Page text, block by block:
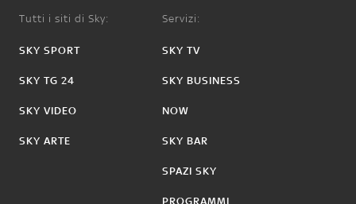
Tutti i siti di Sky:
SKY SPORT
SKY TG 24
SKY VIDEO
SKY ARTE
Servizi:
SKY TV
SKY BUSINESS
NOW
SKY BAR
SPAZI SKY
PROGRAMMI